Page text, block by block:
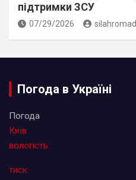
підтримки ЗСУ
07/29/2026 silahromad
Погода в Україні
Погода
Київ
вологість:
тиск: